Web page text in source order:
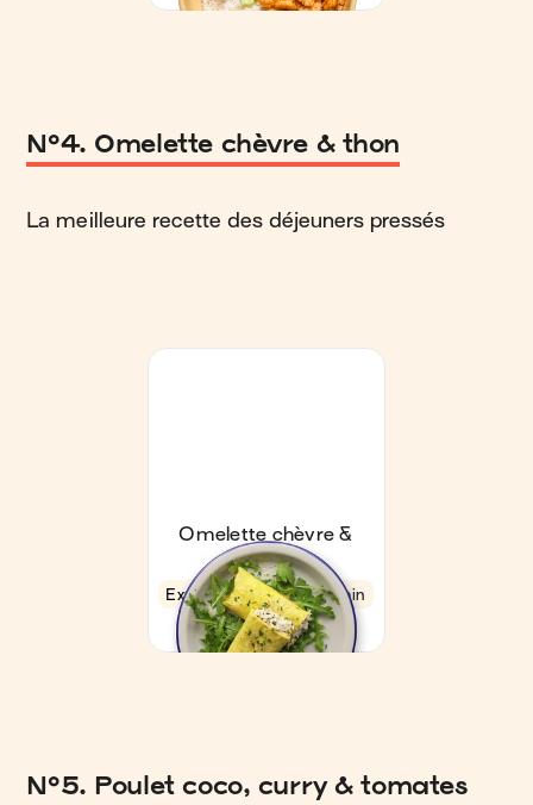
N°4. Omelette chèvre & thon
La meilleure recette des déjeuners pressés
N°5. Poulet coco, curry & tomates